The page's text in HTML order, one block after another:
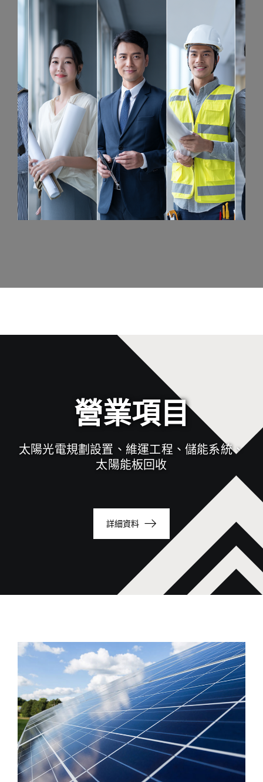
營業項目
太陽光電規劃設置、維運工程、儲能系統、
太陽能板回收
詳細資料